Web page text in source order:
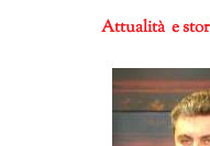
Attualità e